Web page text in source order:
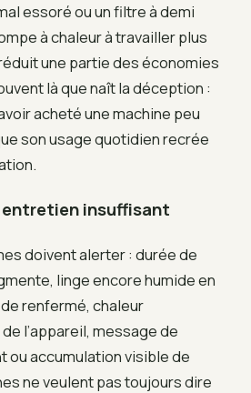
essoré ou un filtre à demi
à chaleur à travailler plus
une partie des économies
là que naît la déception :
acheté une machine peu
son usage quotidien recrée
entretien insuffisant
doivent alerter : durée de
linge encore humide en
renfermé, chaleur
l’appareil, message de
ou accumulation visible de
ne veulent pas toujours dire